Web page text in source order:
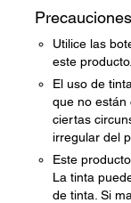
Utilice las
este producto.
El uso de
que no están
ciertas
irregular del
Este
La tinta
de tinta. Si